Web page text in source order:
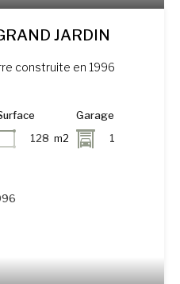
JARDIN
construite en 1996
128 m2
Garage
1